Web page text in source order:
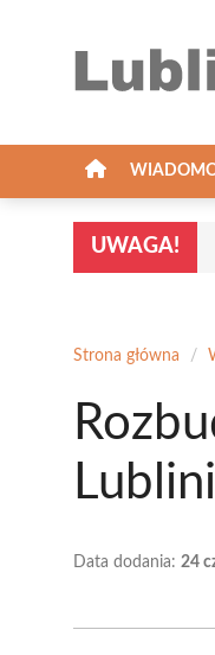
UWAGA!
Strona główna /
Data dodania: 24